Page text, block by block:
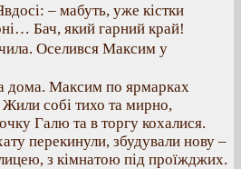
– мабуть, уже кістки
Бач, який гарний край!
Оселився Максим у
дома. Максим по ярмарках
собі тихо та мирно,
Галю та в торгу кохалися.
перекинули, збудували нову –
з кімнатою під проїжджих.